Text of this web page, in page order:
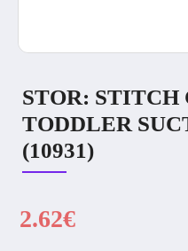
STOR: STITCH
TODDLER
(10931)
2.62€